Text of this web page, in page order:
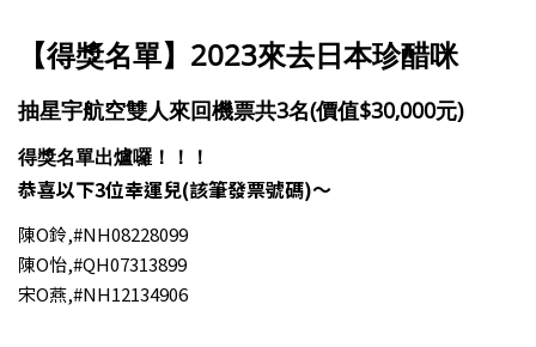
【得獎名單】2023來去日本珍醋咪
抽星宇航空雙人來回機票共3名(價值$30,000元)
得獎名單出爐囉！！！
恭喜以下3位幸運兒(該筆發票號碼)～
陳O鈴,#NH08228099
陳O怡,#QH07313899
宋O燕,#NH12134906